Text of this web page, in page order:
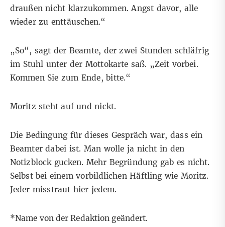
draußen nicht klarzukommen. Angst davor, alle
wieder zu enttäuschen.“
„So“, sagt der Beamte, der zwei Stunden schläfrig
im Stuhl unter der Mottokarte saß. „Zeit vorbei.
Kommen Sie zum Ende, bitte.“
Moritz steht auf und nickt.
Die Bedingung für dieses Gespräch war, dass ein
Beamter dabei ist. Man wolle ja nicht in den
Notizblock gucken. Mehr Begründung gab es nicht.
Selbst bei einem vorbildlichen Häftling wie Moritz.
Jeder misstraut hier jedem.
*Name von der Redaktion geändert.